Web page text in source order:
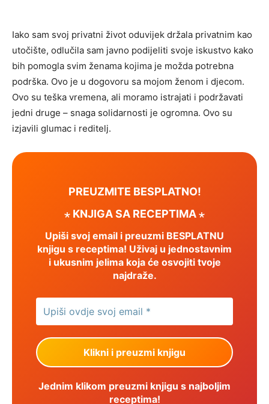
Iako sam svoj privatni život oduvijek držala privatnim kao
utočište, odlučila sam javno podijeliti svoje iskustvo kako
bih pomogla svim ženama kojima je možda potrebna
podrška. Ovo je u dogovoru sa mojom ženom i djecom.
Ovo su teška vremena, ali moramo istrajati i podržavati
jedni druge – snaga solidarnosti je ogromna. Ovo su
izjavili glumac i reditelj.
PREUZMITE BESPLATNO!
⋆ KNJIGA SA RECEPTIMA ⋆
Upiši svoj email i preuzmi BESPLATNU
knjigu s receptima! Uživaj u jednostavnim
i ukusnim jelima koja će osvojiti tvoje
najdraže.
Jednim klikom preuzmi knjigu s najboljim
receptima!